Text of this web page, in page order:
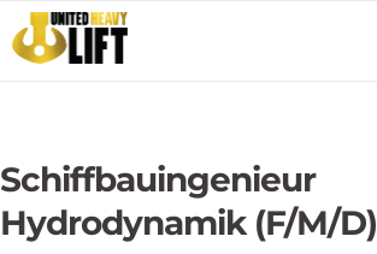
Schiffbauingenieur
Hydrodynamik (F/M/D)